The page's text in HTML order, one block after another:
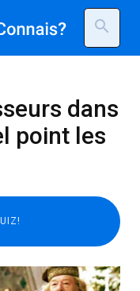
search
dans
point les